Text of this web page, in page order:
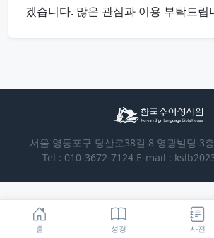
홈 성경 사전
겠습니다. 많은 관심과 이용 부탁드립
서울 영등포구 당산로38길 8 영광빌딩 3
Tel : 010-3672-7124 E-mail :